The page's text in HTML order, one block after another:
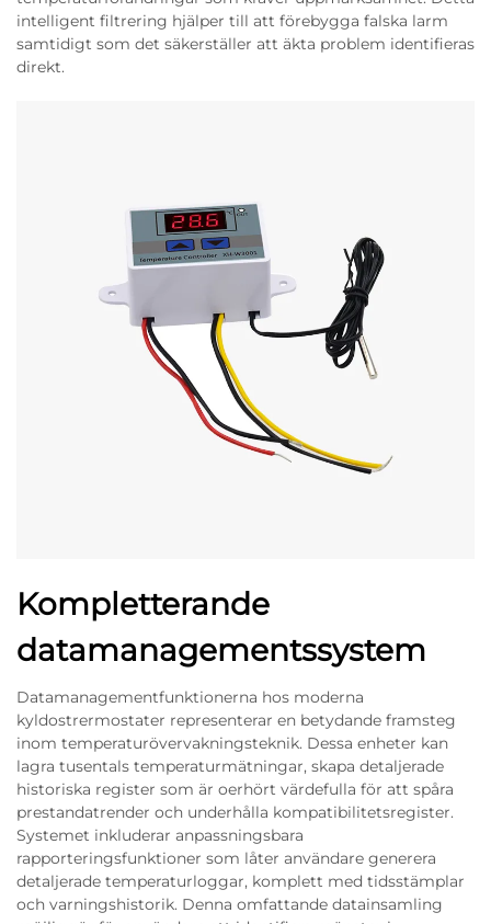
intelligent filtrering hjälper till att förebygga falska larm
samtidigt som det säkerställer att äkta problem identifieras
direkt.
Kompletterande
datamanagementssystem
Datamanagementfunktionerna hos moderna
kyldostrermostater representerar en betydande framsteg
inom temperaturövervakningsteknik. Dessa enheter kan
lagra tusentals temperaturmätningar, skapa detaljerade
historiska register som är oerhört värdefulla för att spåra
prestandatrender och underhålla kompatibilitetsregister.
Systemet inkluderar anpassningsbara
rapporteringsfunktioner som låter användare generera
detaljerade temperaturloggar, komplett med tidsstämplar
och varningshistorik. Denna omfattande datainsamling